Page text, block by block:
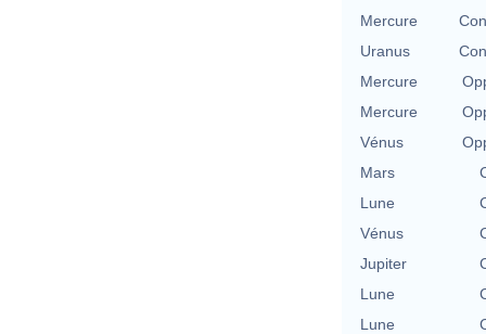
Mercure
Uranus
Mercure
Mercure
Vénus
Mars
Lune
Vénus
Jupiter
Lune
Lune